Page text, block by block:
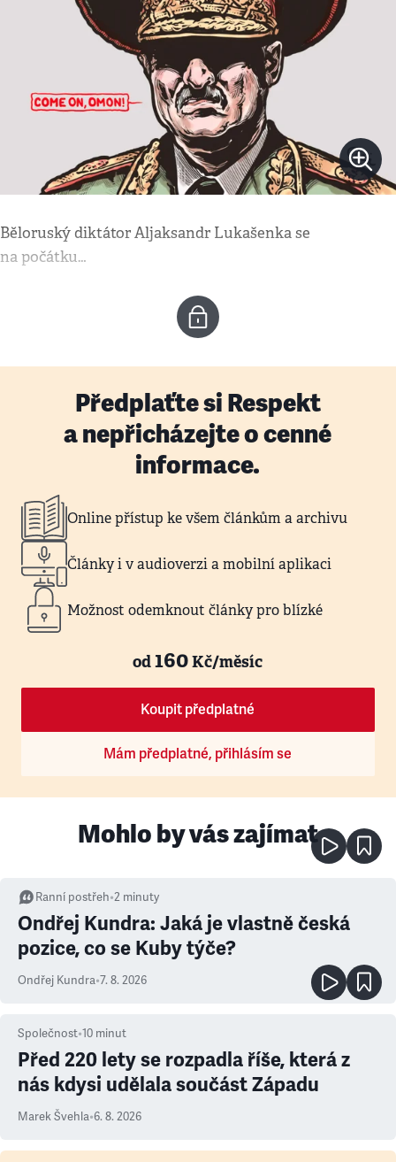
Běloruský diktátor Aljaksandr Lukašenka se
na počátku…
Předplaťte si Respekt
a nepřicházejte o cenné
informace.
Online přístup ke všem článkům a archivu
Články i v audioverzi a mobilní aplikaci
Možnost odemknout články pro blízké
od160Kč/měsíc
Koupit předplatné
Mám předplatné, přihlásím se
Mohlo by vás zajímat
Ranní postřeh•2 minuty
Ondřej Kundra: Jaká je vlastně česká
pozice, co se Kuby týče?
Ondřej Kundra•7. 8. 2026
Společnost•10 minut
Před 220 lety se rozpadla říše, která z
nás kdysi udělala součást Západu
Marek Švehla•6. 8. 2026